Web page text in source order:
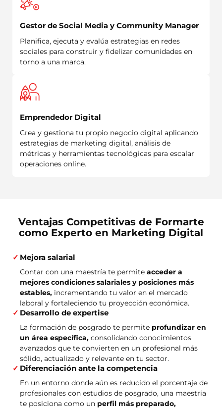
Gestor de Social Media y Community Manager
Planifica, ejecuta y evalúa estrategias en redes
sociales para construir y fidelizar comunidades en
torno a una marca.
Emprendedor Digital
Crea y gestiona tu propio negocio digital aplicando
estrategias de marketing digital, análisis de
métricas y herramientas tecnológicas para escalar
operaciones online.
Ventajas Competitivas de Formarte
como Experto en Marketing Digital
Mejora salarial
Contar con una maestría te permite acceder a
mejores condiciones salariales y posiciones más
estables, incrementando tu valor en el mercado
laboral y fortaleciendo tu proyección económica.
Desarrollo de expertise
La formación de posgrado te permite profundizar en
un área específica, consolidando conocimientos
avanzados que te convierten en un profesional más
sólido, actualizado y relevante en tu sector.
Diferenciación ante la competencia
En un entorno donde aún es reducido el porcentaje de
profesionales con estudios de posgrado, una maestría
te posiciona como un perfil más preparado,